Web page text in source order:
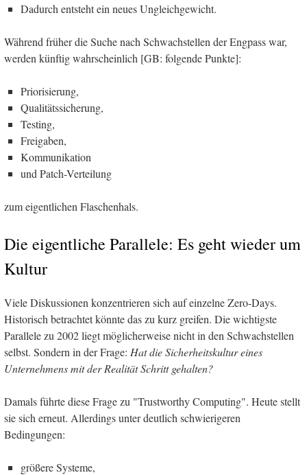
Dadurch entsteht ein neues Ungleichgewicht.
Während früher die Suche nach Schwachstellen der Engpass war,
werden künftig wahrscheinlich [GB: folgende Punkte]:
Priorisierung,
Qualitätssicherung,
Testing,
Freigaben,
Kommunikation
und Patch-Verteilung
zum eigentlichen Flaschenhals.
Die eigentliche Parallele: Es geht wieder um
Kultur
Viele Diskussionen konzentrieren sich auf einzelne Zero-Days.
Historisch betrachtet könnte das zu kurz greifen. Die wichtigste
Parallele zu 2002 liegt möglicherweise nicht in den Schwachstellen
selbst. Sondern in der Frage: Hat die Sicherheitskultur eines
Unternehmens mit der Realität Schritt gehalten?
Damals führte diese Frage zu "Trustworthy Computing". Heute stellt
sie sich erneut. Allerdings unter deutlich schwierigeren
Bedingungen:
größere Systeme,